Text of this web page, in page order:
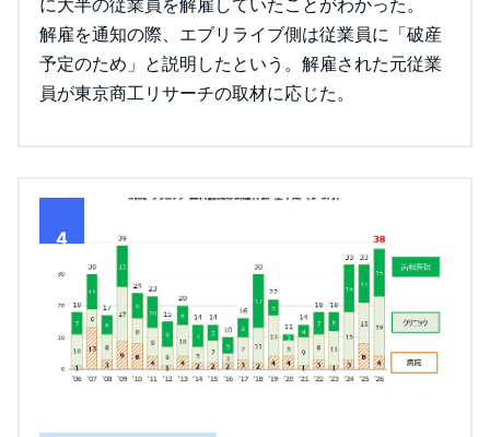
解雇を通知の際、エブリライブ側は従業員に「破産
予定のため」と説明したという。解雇された元従業
員が東京商工リサーチの取材に応じた。
4